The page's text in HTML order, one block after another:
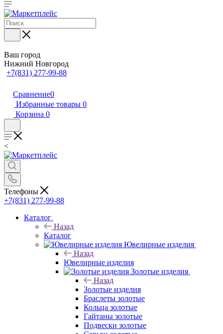
Ваш город
Нижний Новгород
+7(831) 277-99-88
Сравнение0
Избранные товары 0
Корзина 0
<
Телефоны
+7(831) 277-99-88
Каталог
Назад
Каталог
Ювелирные изделия
Назад
Ювелирные изделия
Золотые изделия
Назад
Золотые изделия
Браслеты золотые
Кольца золотые
Гайтаны золотые
Подвески золотые